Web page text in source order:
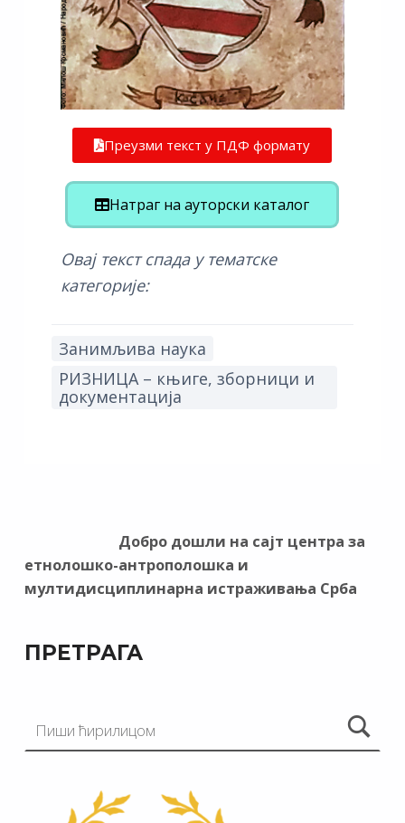
Преузми текст у ПДФ формату
Натраг на ауторски каталог
Овај текст спада у тематске
категорије:
Занимљива наука
РИЗНИЦА – књиге, зборници и
документација
Добро дошли на сајт центра за
етнолошко-антрополошка и
мултидисциплинарна истраживања Срба
ПРЕТРАГА